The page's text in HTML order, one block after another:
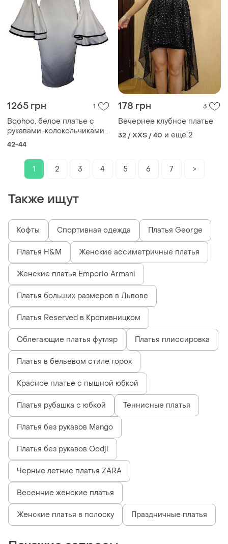
1265 грн 1
Boohoo. белое платье с
рукавами-колокольчиками
и черной отделкой женское
карандаш, платье
42-44
178 грн 3
Вечернее клубное платье
32 / XXS / 40 и еще 2
1 2 3 4 5 6 7 >
Также ищут
Кофты Спортивная одежда Платья George
Платья H&M Женские ассиметричные платья
Женские платья Emporio Armani
Платья больших размеров в Львове
Платья Reserved в Кропивницком
Облегающие платья футляр Платья плиссировка
Платья в бельевом стиле горох
Красное платье с пышной юбкой
Платья рубашка с юбкой Теннисные платья
Платья без рукавов Mango
Платья без рукавов Oodji
Черные летние платья ZARA
Весенние женские платья
Женские платья в полоску Праздничные платья